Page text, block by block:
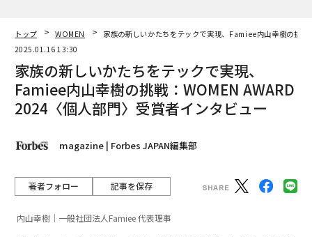
トップ WOMEN
家族の新しいかたちをテックで実現、Famiee内山幸樹の挑
2025.01.16 13:30
家族の新しいかたちをテックで実現、
Famiee内山幸樹の挑戦：WOMEN AWARD
2024〈個人部門〉受賞者インタビュー
magazine | Forbes JAPAN編集部
著者フォロー 記事を保存
内山幸樹｜一般社団法人Famiee 代表理事